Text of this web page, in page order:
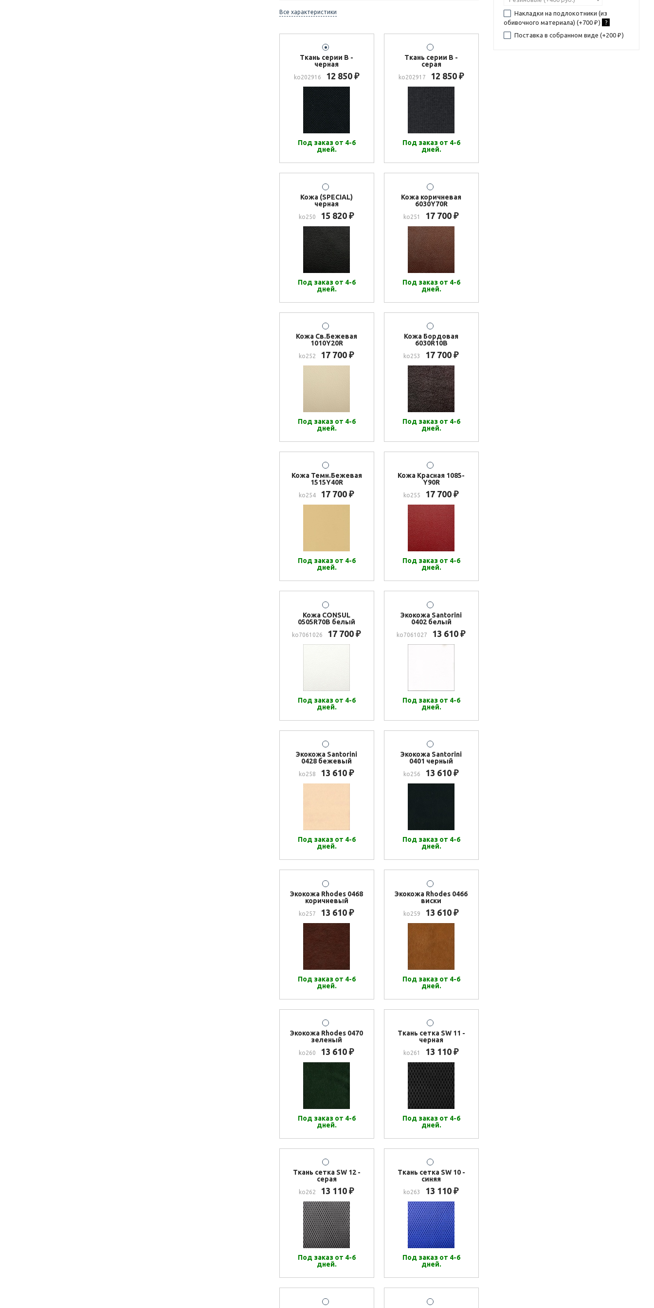
Все характеристики
Ткань серии В -
черная
ko202916 12 850 ₽
Под заказ от 4-6
дней.
Ткань серии В -
серая
ko202917 12 850 ₽
Под заказ от 4-6
дней.
Кожа (SPECIAL)
черная
ko250 15 820₽
Под заказ от 4-6
дней.
Кожа коричневая
6030Y70R
ko251 17 700₽
Под заказ от 4-6
дней.
Кожа Св.Бежевая
1010Y20R
ko252 17 700₽
Под заказ от 4-6
дней.
Кожа Бордовая
6030R10B
ko253 17 700₽
Под заказ от 4-6
дней.
Кожа Темн.Бежевая
1515Y40R
ko254 17 700₽
Под заказ от 4-6
дней.
Кожа Красная 1085-
Y90R
ko255 17 700₽
Под заказ от 4-6
дней.
Кожа CONSUL
0505R70B белый
ko7061026 17 700₽
Под заказ от 4-6
дней.
Экокожа Santorini
0402 белый
ko7061027 13 610₽
Под заказ от 4-6
дней.
Экокожа Santorini
0428 бежевый
ko258 13 610₽
Под заказ от 4-6
дней.
Экокожа Santorini
0401 черный
ko256 13 610₽
Под заказ от 4-6
дней.
Экокожа Rhodes 0468
коричневый
ko257 13 610₽
Под заказ от 4-6
дней.
Экокожа Rhodes 0466
виски
ko259 13 610₽
Под заказ от 4-6
дней.
Экокожа Rhodes 0470
зеленый
ko260 13 610₽
Под заказ от 4-6
дней.
Ткань сетка SW 11 -
черная
ko261 13 110₽
Под заказ от 4-6
дней.
Ткань сетка SW 12 -
серая
ko262 13 110₽
Под заказ от 4-6
дней.
Ткань сетка SW 10 -
синяя
ko263 13 110₽
Под заказ от 4-6
дней.
Накладки на подлокотники (из
обивочного материала) (+700 ₽ ) ?
Поставка в собранном виде (+200 ₽ )